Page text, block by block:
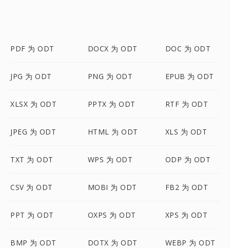
PDF 为 ODT DOCX 为 ODT DOC 为 ODT
JPG 为 ODT PNG 为 ODT EPUB 为 ODT
XLSX 为 ODT PPTX 为 ODT RTF 为 ODT
JPEG 为 ODT HTML 为 ODT XLS 为 ODT
TXT 为 ODT WPS 为 ODT ODP 为 ODT
CSV 为 ODT MOBI 为 ODT FB2 为 ODT
PPT 为 ODT OXPS 为 ODT XPS 为 ODT
BMP 为 ODT DOTX 为 ODT WEBP 为 ODT